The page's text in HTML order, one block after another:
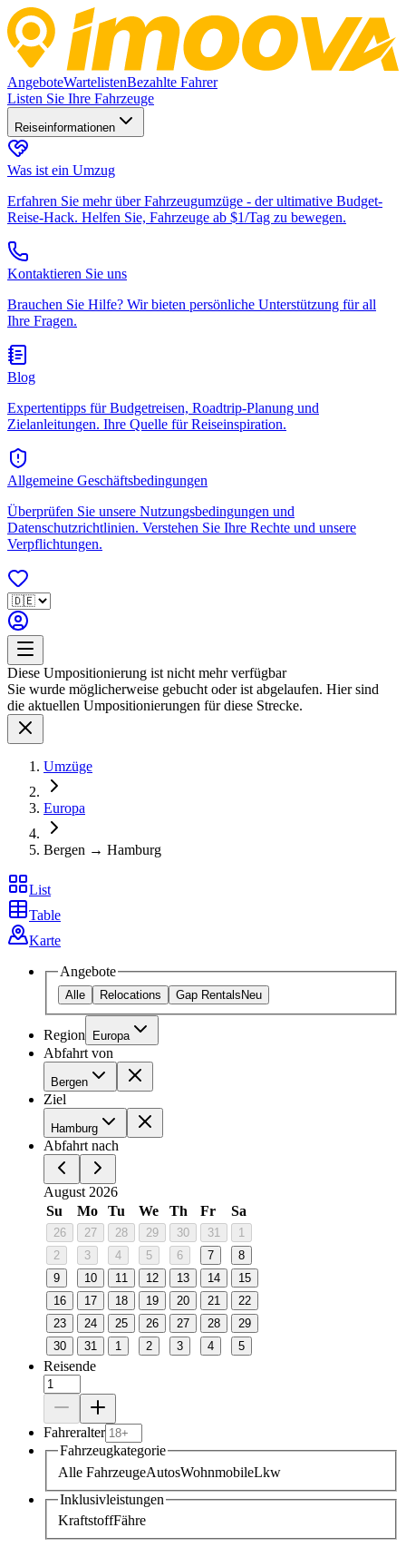
AngeboteWartelistenBezahlte Fahrer
Listen Sie Ihre Fahrzeuge
Reiseinformationen
Was ist ein Umzug
Erfahren Sie mehr über Fahrzeugumzüge - der ultimative Budget-
Reise-Hack. Helfen Sie, Fahrzeuge ab $1/Tag zu bewegen.
Kontaktieren Sie uns
Brauchen Sie Hilfe? Wir bieten persönliche Unterstützung für all
Ihre Fragen.
Blog
Expertentipps für Budgetreisen, Roadtrip-Planung und
Zielanleitungen. Ihre Quelle für Reiseinspiration.
Allgemeine Geschäftsbedingungen
Überprüfen Sie unsere Nutzungsbedingungen und
Datenschutzrichtlinien. Verstehen Sie Ihre Rechte und unsere
Verpflichtungen.
Diese Umpositionierung ist nicht mehr verfügbar
Sie wurde möglicherweise gebucht oder ist abgelaufen. Hier sind
die aktuellen Umpositionierungen für diese Strecke.
Umzüge
Europa
Bergen → Hamburg
List
Table
Karte
Angebote
Alle Relocations Gap Rentals Neu
Region Europa
Abfahrt von
Bergen
Ziel
Hamburg
Abfahrt nach
August 2026
Su
Mo Tu We Th Fr Sa
26 27 28 29 30 31
1
2
3 4 5 6 7
8
9
10 11 12 13 14
15
16
17 18 19 20 21
22
23
24 25 26 27 28
29
30
31 1 2 3 4 5
Reisende
Fahreralter
Fahrzeugkategorie
Alle FahrzeugeAutosWohnmobileLkw
Inklusivleistungen
KraftstoffFähre